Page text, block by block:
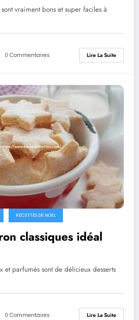
vraiment bons et super faciles à
0 Commentaires Lire La Suite
RECETTES DE NOEL
classiques idéal
et parfumés sont de délicieux desserts
0 Commentaires Lire La Suite